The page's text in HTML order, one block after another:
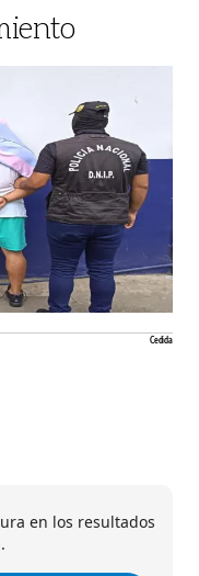
Cedida
en los resultados